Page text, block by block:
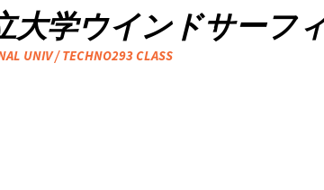
大学ウインドサーフ
UNIV / TECHNO293 CLASS